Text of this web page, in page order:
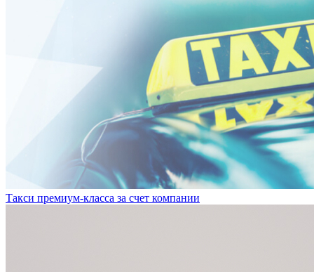
Такси премиум-класса за счет компании